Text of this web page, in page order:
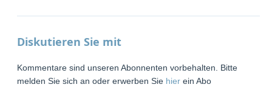
Diskutieren Sie mit
Kommentare sind unseren Abonnenten vorbehalten. Bitte
melden Sie sich an oder erwerben Sie hier ein Abo